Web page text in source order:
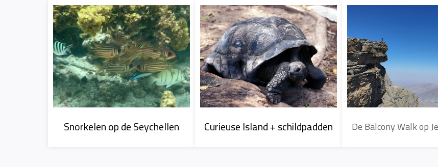
Vakantie naar de
Snorkelen op de Seychellen Curieuse Island + schildpadden De Balcony Walk op